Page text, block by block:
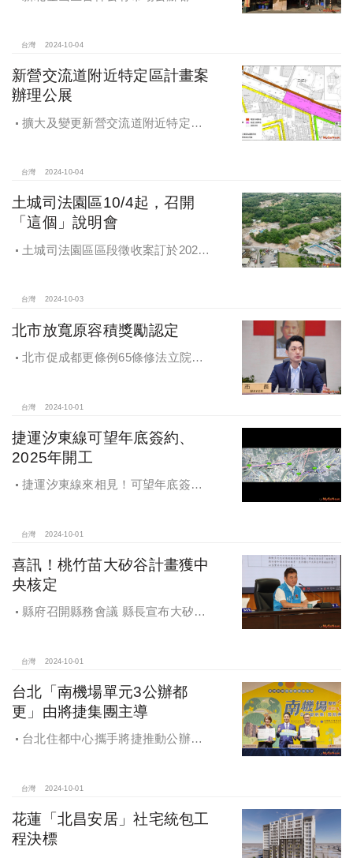
台灣 2024-10-04
新營交流道附近特定區計畫案
辦理公展
擴大及變更新營交流道附近特定區
台灣 2024-10-04
土城司法園區10/4起，召開
「這個」說明會
土城司法園區區段徵收案訂於2024
台灣 2024-10-03
北市放寬原容積獎勵認定
北市促成都更條例65條修法立院初
台灣 2024-10-01
捷運汐東線可望年底簽約、
2025年開工
捷運汐東線來相見！可望年底簽約
台灣 2024-10-01
喜訊！桃竹苗大矽谷計畫獲中
央核定
縣府召開縣務會議 縣長宣布大矽谷
台灣 2024-10-01
台北「南機場單元3公辦都
更」由將捷集團主導
台北住都中心攜手將捷推動公辦都
台灣 2024-10-01
花蓮「北昌安居」社宅統包工
程決標